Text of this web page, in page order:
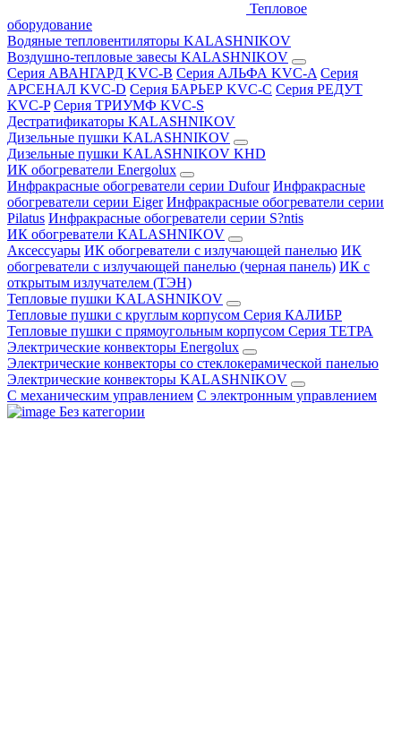
Тепловое
оборудование
Водяные тепловентиляторы KALASHNIKOV
Воздушно-тепловые завесы KALASHNIKOV
Серия АВАНГАРД KVC-B Серия АЛЬФА KVC-A Серия
АРСЕНАЛ KVC-D Серия БАРЬЕР KVC-C Серия РЕДУТ
KVC-P Серия ТРИУМФ KVC-S
Дестратификаторы KALASHNIKOV
Дизельные пушки KALASHNIKOV
Дизельные пушки KALASHNIKOV KHD
ИК обогреватели Energolux
Инфракрасные обогреватели серии Dufour Инфракрасные
обогреватели серии Eiger Инфракрасные обогреватели серии
Pilatus Инфракрасные обогреватели серии S?ntis
ИК обогреватели KALASHNIKOV
Аксессуары ИК обогреватели с излучающей панелью ИК
обогреватели с излучающей панелью (черная панель) ИК с
открытым излучателем (ТЭН)
Тепловые пушки KALASHNIKOV
Тепловые пушки с круглым корпусом Серия КАЛИБР
Тепловые пушки с прямоугольным корпусом Серия ТЕТРА
Электрические конвекторы Energolux
Электрические конвекторы со стеклокерамической панелью
Электрические конвекторы KALASHNIKOV
С механическим управлением С электронным управлением
Без категории